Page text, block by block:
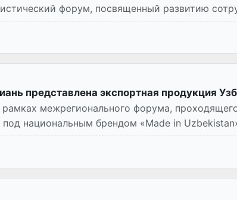
форум, посвященный развитию
представлена экспортная продукция
межрегионального форума,
под национальным брендом «Made in